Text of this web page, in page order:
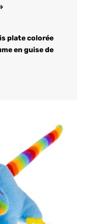
plate colorée
en guise de